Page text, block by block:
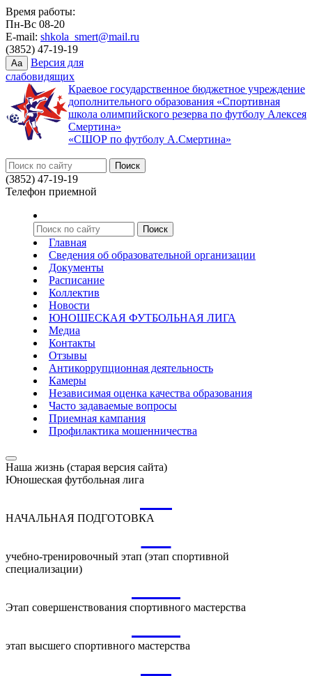
Время работы:
Пн-Вс 08-20
E-mail: shkola_smert@mail.ru
(3852) 47-19-19
Aa
Версия для
слабовидящих
Краевое государственное бюджетное учреждение
дополнительного образования «Спортивная
школа олимпийского резерва по футболу Алексея
Смертина»
«СШОР по футболу А.Смертина»
(3852) 47-19-19
Телефон приемной
Главная
Сведения об образовательной организации
Документы
Расписание
Коллектив
Новости
ЮНОШЕСКАЯ ФУТБОЛЬНАЯ ЛИГА
Медиа
Контакты
Отзывы
Антикоррупционная деятельность
Камеры
Независимая оценка качества образования
Часто задаваемые вопросы
Приемная кампания
Профилактика мошенничества
Наша жизнь (старая версия сайта)
Юношеская футбольная лига
НАЧАЛЬНАЯ ПОДГОТОВКА
учебно-тренировочный этап (этап спортивной
специализации)
Этап совершенствования спортивного мастерства
этап высшего спортивного мастерства